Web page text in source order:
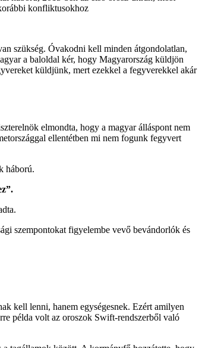
konfliktusokhoz
szükség. Óvakodni kell minden átgondolatlan,
a baloldal kér, hogy Magyarország küldjön
küldjünk, mert ezekkel a fegyverekkel akár
elmondta, hogy a magyar álláspont nem
ellentétben mi nem fogunk fegyvert
háború.
szempontokat figyelembe vevő bevándorlók és
kell lenni, hanem egységesnek. Ezért amilyen
példa volt az oroszok Swift-rendszerből való